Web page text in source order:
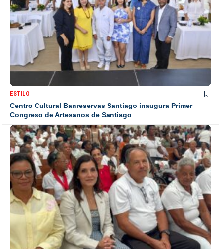
ESTILO
Centro Cultural Banreservas Santiago inaugura Primer
Congreso de Artesanos de Santiago